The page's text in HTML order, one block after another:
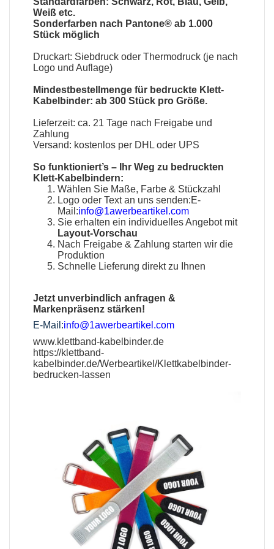
Weiß etc.
Sonderfarben nach Pantone® ab 1.000
Stück möglich
Druckart: Siebdruck oder Thermodruck (je nach
Logo und Auflage)
Mindestbestellmenge für bedruckte Klett-
Kabelbinder: ab 300 Stück pro Größe.
Lieferzeit: ca. 21 Tage nach Freigabe und
Zahlung
Versand: kostenlos per DHL oder UPS
So funktioniert’s – Ihr Weg zu bedruckten
Klett-Kabelbindern:
Wählen Sie Maße, Farbe & Stückzahl
Logo oder Text an uns senden:E-
Mail:info@1awerbeartikel.com
Sie erhalten ein individuelles Angebot mit
Layout-Vorschau
Nach Freigabe & Zahlung starten wir die
Produktion
Schnelle Lieferung direkt zu Ihnen
Jetzt unverbindlich anfragen &
Markenpräsenz stärken!
E-Mail:info@1awerbeartikel.com
www.klettband-kabelbinder.de
https://klettband-
kabelbinder.de/Werbeartikel/Klettkabelbinder-
bedrucken-lassen